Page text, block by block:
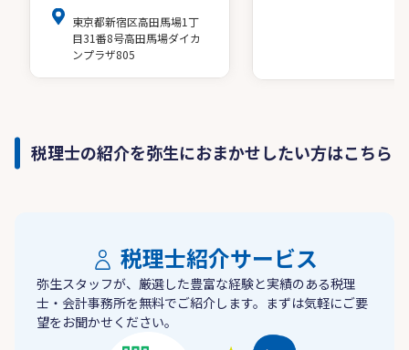
東京都新宿区高田馬場1丁
目31番8号高田馬場ダイカ
ンプラザ805
税理士の紹介を弥生におまかせしたい方はこちら
税理士紹介サービス
弥生スタッフが、厳選した豊富な経験と実績のある税理
士・会計事務所を無料でご紹介します。まずは気軽にご要
望をお聞かせください。